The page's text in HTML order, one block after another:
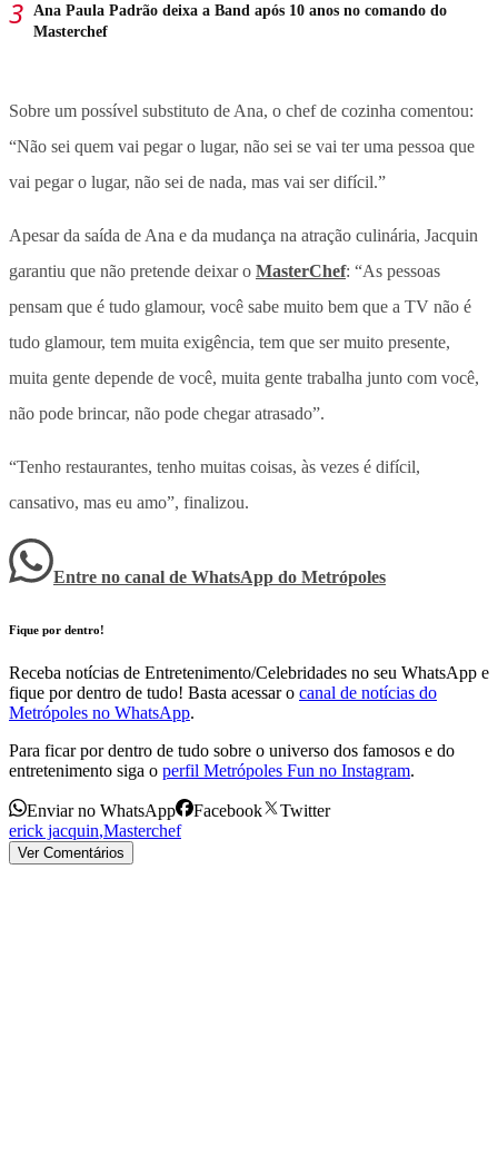
Ana Paula Padrão deixa a Band após 10 anos no comando do
Masterchef
Sobre um possível substituto de Ana, o chef de cozinha comentou:
“Não sei quem vai pegar o lugar, não sei se vai ter uma pessoa que
vai pegar o lugar, não sei de nada, mas vai ser difícil.”
Apesar da saída de Ana e da mudança na atração culinária, Jacquin
garantiu que não pretende deixar o MasterChef: “As pessoas
pensam que é tudo glamour, você sabe muito bem que a TV não é
tudo glamour, tem muita exigência, tem que ser muito presente,
muita gente depende de você, muita gente trabalha junto com você,
não pode brincar, não pode chegar atrasado”.
“Tenho restaurantes, tenho muitas coisas, às vezes é difícil,
cansativo, mas eu amo”, finalizou.
Entre no canal de WhatsApp do Metrópoles
Fique por dentro!
Receba notícias de Entretenimento/Celebridades no seu WhatsApp e
fique por dentro de tudo! Basta acessar o canal de notícias do
Metrópoles no WhatsApp.
Para ficar por dentro de tudo sobre o universo dos famosos e do
entretenimento siga o perfil Metrópoles Fun no Instagram.
Enviar no WhatsApp Facebook
Twitter
erick jacquin,Masterchef
Ver Comentários